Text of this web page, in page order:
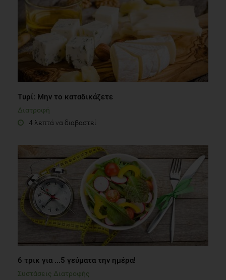
Τυρί: Μην το καταδικάζετε
Διατροφή
4 λεπτά να διαβαστεί
6 τρικ για ...5 γεύματα την ημέρα!
Συστάσεις Διατροφής